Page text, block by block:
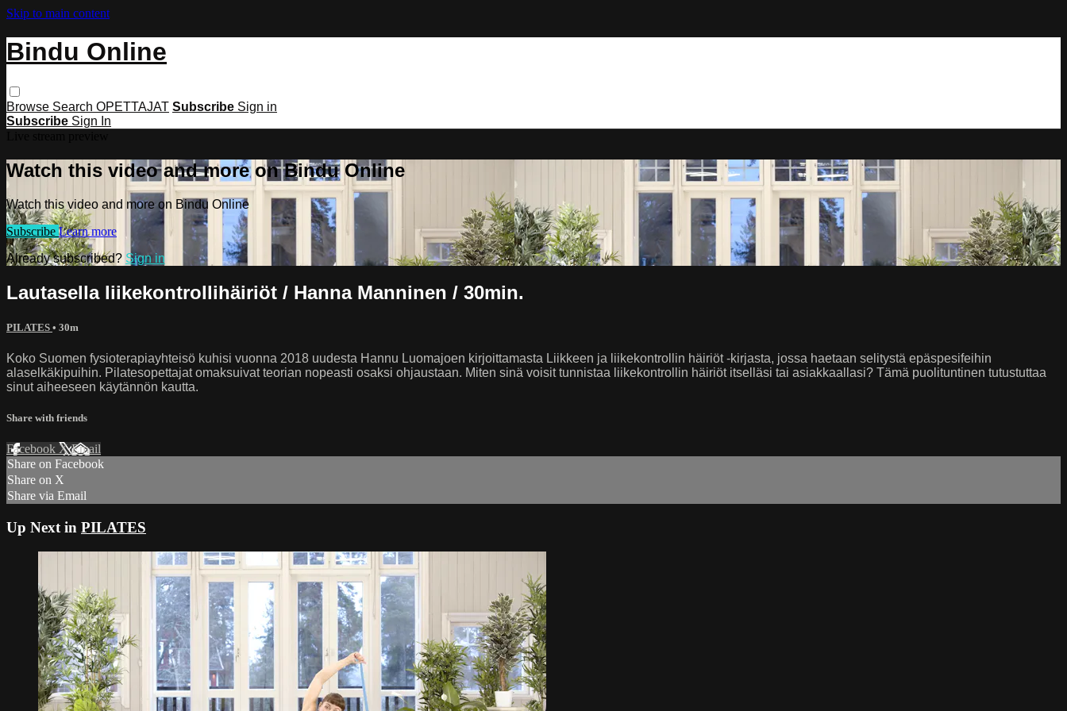
Skip to main content
Bindu Online
Browse Search OPETTAJAT Subscribe Sign in
Subscribe Sign In
Watch this video and more on Bindu Online
Watch this video and more on Bindu Online
Subscribe Learn more
Already subscribed? Sign in
Lautasella liikekontrollihäiriöt / Hanna Manninen / 30min.
PILATES • 30m
Koko Suomen fysioterapiayhteisö kuhisi vuonna 2018 uudesta Hannu Luomajoen kirjoittamasta Liikkeen ja liikekontrollin häiriöt -kirjasta, jossa haetaan selitystä epäspesifeihin
alaselkäkipuihin. Pilatesopettajat omaksuivat teorian nopeasti osaksi ohjaustaan. Miten sinä voisit tunnistaa liikekontrollin häiriöt itselläsi tai asiakkaallasi? Tämä puolituntinen tutustuttaa
sinut aiheeseen käytännön kautta.
Share with friends
Facebook XEmail
Share on Facebook
Share on X
Share via Email
Up Next in PILATES